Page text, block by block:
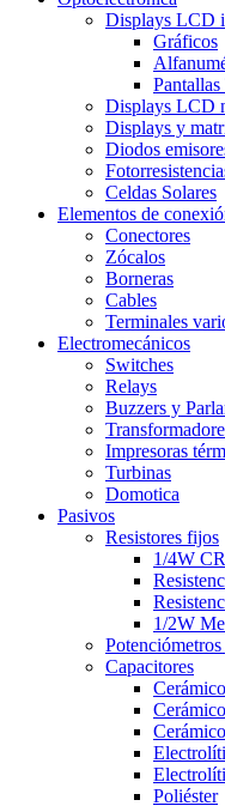
Displays LCD
Gráficos
Displays LCD
Displays y
Diodos
Celdas Solares
Elementos de
Conectores
Zócalos
Borneras
Cables
Terminales
Electromecánicos
Switches
Relays
Buzzers y
Impresoras
Turbinas
Domotica
Pasivos
Resistores fijos
1/4W
1/2W
Potenciómetros
Capacitores
Poliéster